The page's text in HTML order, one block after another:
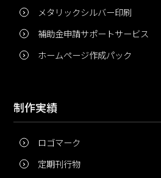
メタリックシルバー印刷
補助金申請サポートサービス
ホームページ作成パック
制作実績
ロゴマーク
定期刊行物